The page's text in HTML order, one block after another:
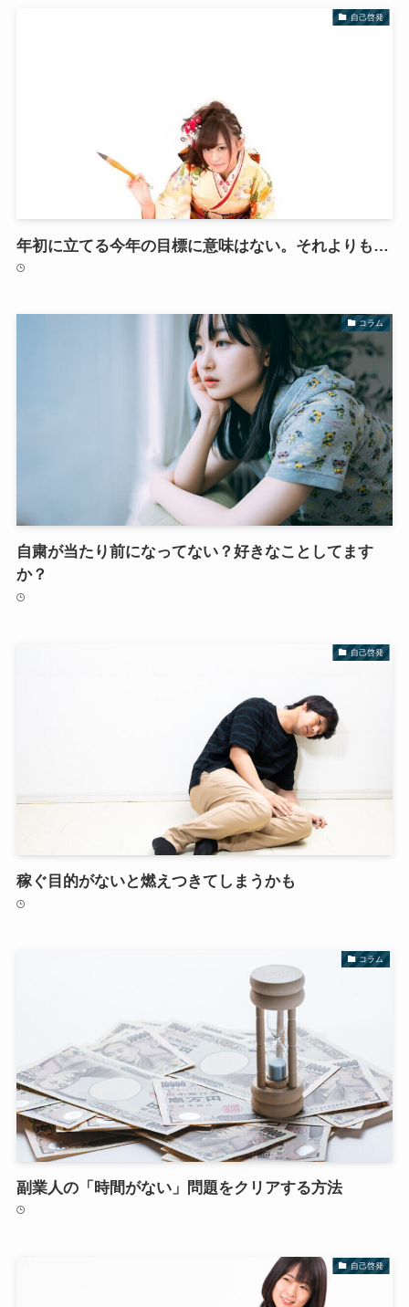
自己啓発
年初に立てる今年の目標に意味はない。それよりも…
コラム
自粛が当たり前になってない？好きなことしてます
か？
自己啓発
稼ぐ目的がないと燃えつきてしまうかも
コラム
副業人の「時間がない」問題をクリアする方法
自己啓発